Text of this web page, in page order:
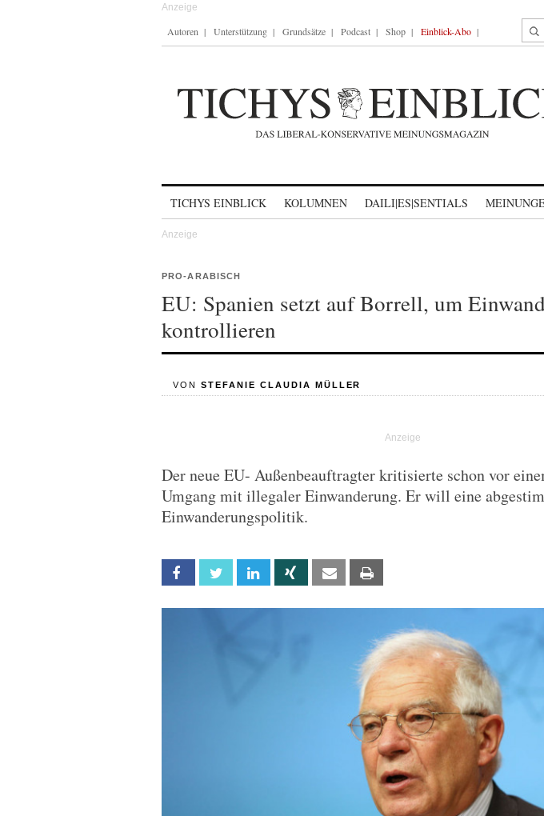
Autoren Unterstützung Grundsätze Podcast Shop Einblick-Abo
TICHYS EINBLICK KOLUMNEN DAILI|ES|SENTIALS
PRO-ARABISCH
EU: Spanien setzt auf Borrell, um
kontrollieren
VON STEFANIE CLAUDIA MÜLLER
Der neue EU- Außenbeauftragter kritisierte schon vor
Umgang mit illegaler Einwanderung. Er will eine
Einwanderungspolitik.
Facebook Twitter Linkedin Xing Email